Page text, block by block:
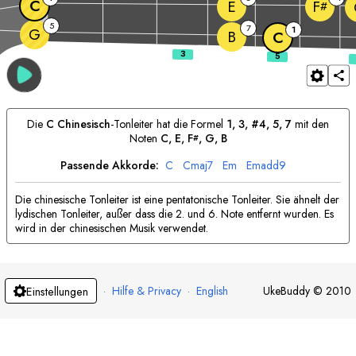
G 5
B 7 C 1
C E F#
Die C Chinesisch-Tonleiter hat die Formel 1, 3, #4, 5, 7 mit den
Noten C, E, F#, G, B
Passende Akkorde: C Cmaj7 Em Emadd9
Die chinesische Tonleiter ist eine pentatonische Tonleiter. Sie ähnelt der
lydischen Tonleiter, außer dass die 2. und 6. Note entfernt wurden. Es
wird in der chinesischen Musik verwendet.
Einstellungen · Hilfe & Privacy · English UkeBuddy © 2010